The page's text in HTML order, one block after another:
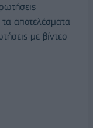
αποτελέσματα
με βίντεο